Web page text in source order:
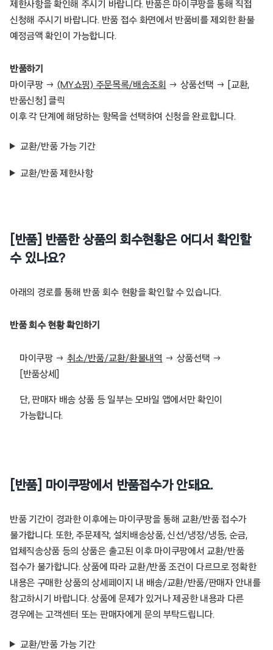
제한사항을 확인해 주시기 바랍니다. 반품은 마이쿠팡을 통해 직접
신청해 주시기 바랍니다. 반품 접수 화면에서 반품비를 제외한 환불
예정금액 확인이 가능합니다.
반품하기
마이쿠팡 → (MY쇼핑) 주문목록/배송조회
→ 상품선택 → [교환,
반품신청] 클릭
이후 각 단계에 해당하는 항목을 선택하여 신청을 완료합니다.
교환/반품 가능 기간
교환/반품 제한사항
[반품] 반품한 상품의 회수현황은 어디서 확인할
수 있나요?
아래의 경로를 통해 반품 회수 현황을 확인할 수 있습니다.
반품 회수 현황 확인하기
마이쿠팡 → 취소/반품/교환/환불내역 → 상품선택 →
[반품상세]
단, 판매자 배송 상품 등 일부는 모바일 앱에서만 확인이
가능합니다.
[반품] 마이쿠팡에서 반품접수가 안돼요.
반품 기간이 경과한 이후에는 마이쿠팡을 통해 교환/반품 접수가
불가합니다. 또한, 주문제작, 설치배송상품, 신선/냉장/냉동, 순금,
업체직송상품 등의 상품은 출고된 이후 마이쿠팡에서 교환/반품
접수가 불가합니다. 상품에 따라 교환/반품 조건이 다르므로 정확한
내용은 구매한 상품의 상세페이지 내 배송/교환/반품/판매자 안내를
참고하시기 바랍니다. 상품에 문제가 있거나 제공한 내용과 다른
경우에는 고객센터 또는 판매자에게 문의 부탁드립니다.
교환/반품 가능 기간